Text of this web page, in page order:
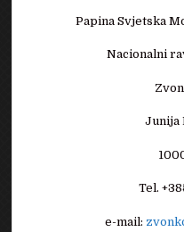
Papina Svjetska
Nacionalni
Junija
Tel.
e-mail: